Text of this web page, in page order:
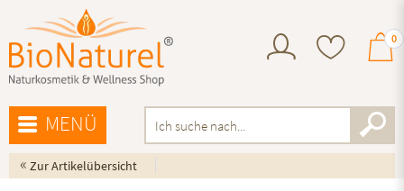
0
MENÜ
« Zur Artikelübersicht